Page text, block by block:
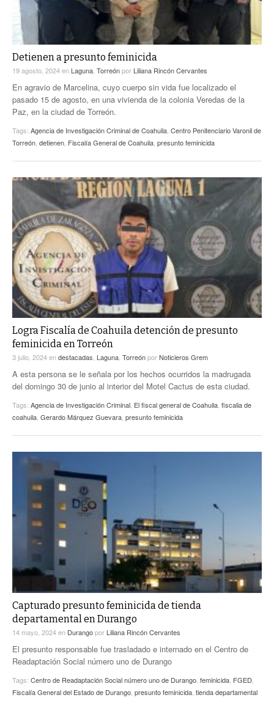
Detienen a presunto feminicida
19 agosto, 2024en Laguna Torreónpor Liliana Rincón Cervantes
En agravio de Marcelina, cuyo cuerpo sin vida fue localizado el
pasado 15 de agosto, en una vivienda de la colonia Veredas de la
Paz, en la ciudad de Torreón.
Tags: Agencia de Investigación Criminal de Coahuila Centro Penitenciario Varonil de
Torreón detienen Fiscalía General de Coahuila presunto feminicida
Logra Fiscalía de Coahuila detención de presunto
feminicida en Torreón
3 julio, 2024endestacadas, Laguna, TorreónporNoticieros Grem
A esta persona se le señala por los hechos ocurridos la madrugada
del domingo 30 de junio al interior del Motel Cactus de esta ciudad.
Tags: Agencia de Investigación Criminal, El fiscal general de Coahuila, fiscalia de
coahuila, Gerardo Márquez Guevara, presunto feminicida
Capturado presunto feminicida de tienda
departamental en Durango
14 mayo, 2024en Durangopor Liliana Rincón Cervantes
El presunto responsable fue trasladado e internado en el Centro de
Readaptación Social número uno de Durango
Tags: Centro de Readaptación Social número uno de Durango feminicida FGED
Fiscalía General del Estado de Durango presunto feminicida tienda departamental